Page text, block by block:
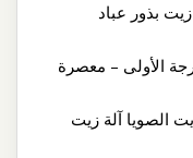
بذور عباد
الأولى – معصرة
الصويا آلة زيت